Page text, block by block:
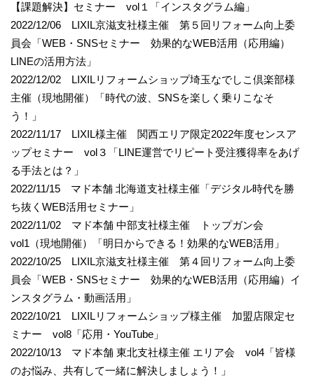
【課題解決】セミナー vol１「インスタグラム編」
2022/12/06 LIXIL京滋支社様主催 第５回リフォーム向上委
員会「WEB・SNSセミナー 効果的なWEB活用（応用編）
LINEの活用方法」
2022/12/02 LIXILリフォームショップ埼玉なでしこ倶楽部様
主催（現地開催）「時代の波、SNSを楽しく乗りこなそ
う！」
2022/11/17 LIXIL様主催 関西エリア限定2022年度センスア
ップセミナー vol３「LINE運営でリピート受注獲得率をあげ
る手法とは？」
2022/11/15 マド本舗 北海道支社様主催「デジタル時代を勝
ち抜くWEB活用セミナー」
2022/11/02 マド本舗 中部支社様主催 トップガン会
vol1（現地開催）「明日からできる！効果的なWEB活用」
2022/10/25 LIXIL京滋支社様主催 第４回リフォーム向上委
員会「WEB・SNSセミナー 効果的なWEB活用（応用編）イ
ンスタグラム・動画活用」
2022/10/21 LIXILリフォームショップ様主催 加盟店限定セ
ミナー vol8「応用・YouTube」
2022/10/13 マド本舗 東北支社様主催 エリア会 vol4「皆様
のお悩み、共有して一緒に解決しましょう！」